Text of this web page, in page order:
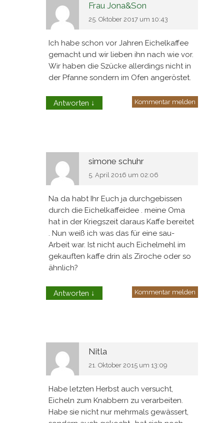
Frau Jona&Son
25. Oktober 2017 um 10:43
Ich habe schon vor Jahren Eichelkaffee
gemacht und wir lieben ihn nach wie vor.
Wir haben die Szücke allerdings nicht in
der Pfanne sondern im Ofen angeröstet.
Antworten ↓ Kommentar melden
simone schuhr
5. April 2016 um 02:06
Na da habt Ihr Euch ja durchgebissen
durch die Eichelkaffeidee . meine Oma
hat in der Kriegszeit daraus Kaffe bereitet
. Nun weiß ich was das für eine sau-
Arbeit war. Ist nicht auch Eichelmehl im
gekauften kaffe drin als Ziroche oder so
ähnlich?
Antworten ↓ Kommentar melden
Nitla
21. Oktober 2015 um 13:09
Habe letzten Herbst auch versucht,
Eicheln zum Knabbern zu verarbeiten.
Habe sie nicht nur mehrmals gewässert,